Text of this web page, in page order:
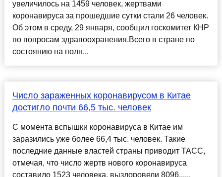
увеличилось на 1459 человек, жертвами
коронавируса за прошедшие сутки стали 26 человек.
Об этом в среду, 29 января, сообщил госкомитет КНР
по вопросам здравоохранения.Всего в стране по
состоянию на полн...
Число зараженных коронавирусом в Китае
достигло почти 66,5 тыс. человек
С момента вспышки коронавируса в Китае им
заразились уже более 66,4 тыс. человек. Такие
последние данные властей страны приводит ТАСС,
отмечая, что число жертв нового коронавируса
составило 1523 человека, выздоровели 8096......